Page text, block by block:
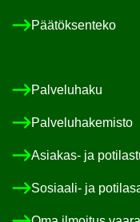
Pää­tök­sen­te­ko
Pal­ve­lu­ha­ku
Pal­ve­lu­ha­ke­mis­to
Asiakas-​ ja
Sosiaali-​ ja